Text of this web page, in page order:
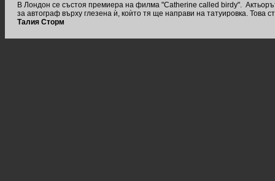
В Лондон се състоя премиера на филма "Catherine called birdy".
за автограф върху глезена ѝ, коѝто тя ще направи на татуировка.
Талия Сторм